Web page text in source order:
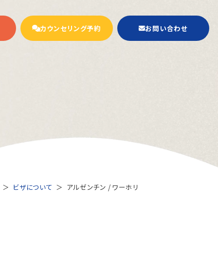
カウンセリング予約 お問い合わせ
ビザについて アルゼンチン / ワーホリ